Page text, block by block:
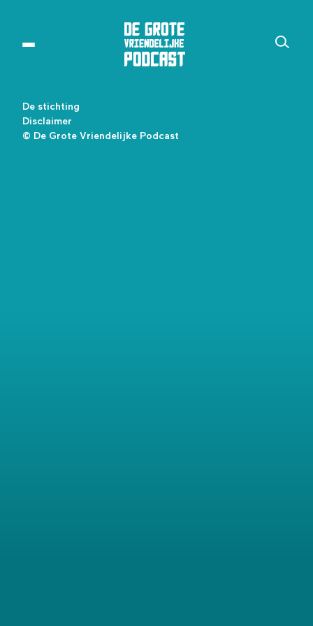
© De Grote Vriendelijke Podcast
De stichting
Disclaimer